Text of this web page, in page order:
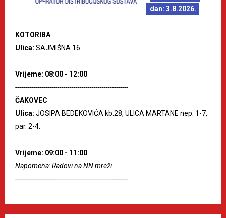
dan: 3.8.2026.
KOTORIBA
Ulica: SAJMIŠNA 16.
Vrijeme: 08:00 - 12:00
--------------------------------------------------------
ČAKOVEC
Ulica: JOSIPA BEDEKOVIĆA kb.28, ULICA MARTANE nep. 1-7,
par. 2-4.
Vrijeme: 09:00 - 11:00
Napomena: Radovi na NN mreži
--------------------------------------------------------